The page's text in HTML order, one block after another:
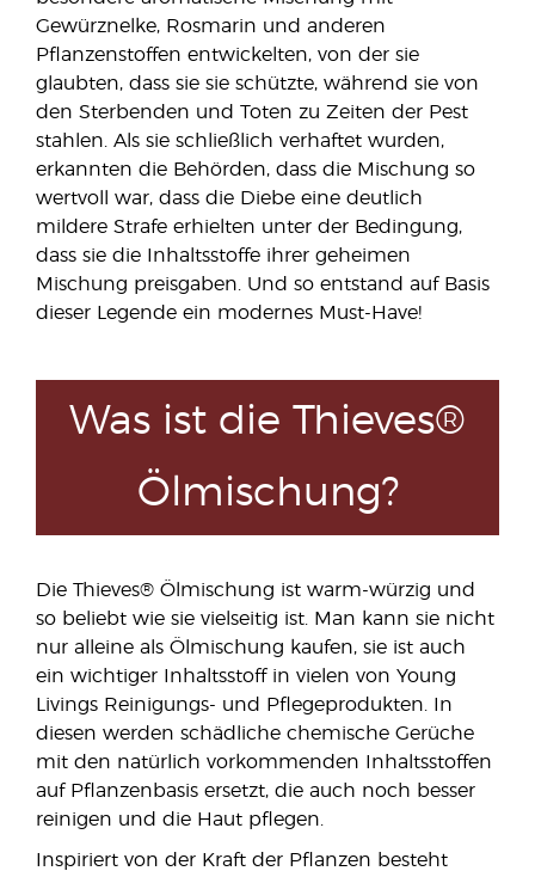
Gewürznelke, Rosmarin und anderen
Pflanzenstoffen entwickelten, von der sie
glaubten, dass sie sie schützte, während sie von
den Sterbenden und Toten zu Zeiten der Pest
stahlen. Als sie schließlich verhaftet wurden,
erkannten die Behörden, dass die Mischung so
wertvoll war, dass die Diebe eine deutlich
mildere Strafe erhielten unter der Bedingung,
dass sie die Inhaltsstoffe ihrer geheimen
Mischung preisgaben. Und so entstand auf Basis
dieser Legende ein modernes Must-Have!
Was ist die Thieves®
Ölmischung?
Die Thieves® Ölmischung ist warm-würzig und
so beliebt wie sie vielseitig ist. Man kann sie nicht
nur alleine als Ölmischung kaufen, sie ist auch
ein wichtiger Inhaltsstoff in vielen von Young
Livings Reinigungs- und Pflegeprodukten. In
diesen werden schädliche chemische Gerüche
mit den natürlich vorkommenden Inhaltsstoffen
auf Pflanzenbasis ersetzt, die auch noch besser
reinigen und die Haut pflegen.
Inspiriert von der Kraft der Pflanzen besteht